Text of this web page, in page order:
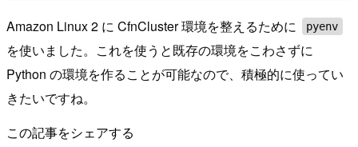
Amazon Linux 2 に CfnCluster 環境を整えるために pyenv
を使いました。これを使うと既存の環境をこわさずに
Python の環境を作ることが可能なので、積極的に使ってい
きたいですね。
この記事をシェアする